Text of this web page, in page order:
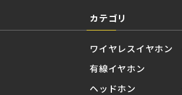
カテゴリ
ワイヤレスイヤホン
有線イヤホン
ヘッドホン